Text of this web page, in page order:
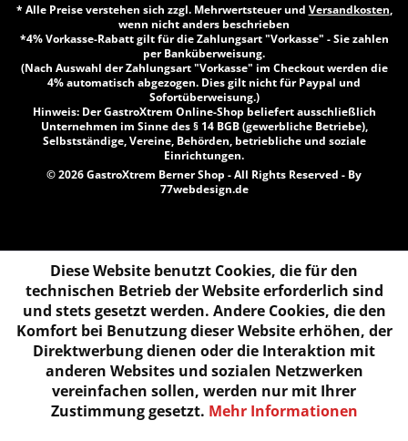
* Alle Preise verstehen sich zzgl. Mehrwertsteuer und Versandkosten,
wenn nicht anders beschrieben
*4% Vorkasse-Rabatt gilt für die Zahlungsart "Vorkasse" - Sie zahlen
per Banküberweisung.
(Nach Auswahl der Zahlungsart "Vorkasse" im Checkout werden die
4% automatisch abgezogen. Dies gilt nicht für Paypal und
Sofortüberweisung.)
Hinweis: Der GastroXtrem Online-Shop beliefert ausschließlich
Unternehmen im Sinne des § 14 BGB (gewerbliche Betriebe),
Selbstständige, Vereine, Behörden, betriebliche und soziale
Einrichtungen.
© 2026 GastroXtrem Berner Shop - All Rights Reserved - By
77webdesign.de
Diese Website benutzt Cookies, die für den
technischen Betrieb der Website erforderlich sind
und stets gesetzt werden. Andere Cookies, die den
Komfort bei Benutzung dieser Website erhöhen, der
Direktwerbung dienen oder die Interaktion mit
anderen Websites und sozialen Netzwerken
vereinfachen sollen, werden nur mit Ihrer
Zustimmung gesetzt. Mehr Informationen